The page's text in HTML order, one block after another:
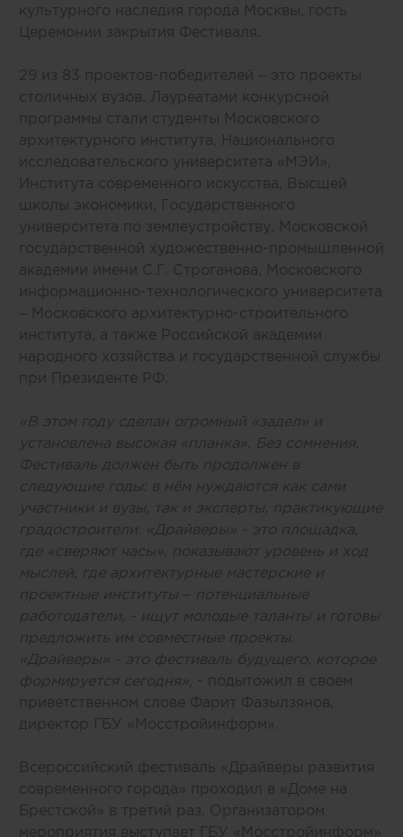
культурного наследия города Москвы, гость
Церемонии закрытия Фестиваля.
29 из 83 проектов-победителей – это проекты
столичных вузов. Лауреатами конкурсной
программы стали студенты Московского
архитектурного института, Национального
исследовательского университета «МЭИ»,
Института современного искусства, Высшей
школы экономики, Государственного
университета по землеустройству, Московской
государственной художественно-промышленной
академии имени С.Г. Строганова, Московского
информационно-технологического университета
– Московского архитектурно-строительного
института, а также Российской академии
народного хозяйства и государственной службы
при Президенте РФ.
«В этом году сделан огромный «задел» и
установлена высокая «планка». Без сомнения,
Фестиваль должен быть продолжен в
следующие годы: в нём нуждаются как сами
участники и вузы, так и эксперты, практикующие
градостроители. «Драйверы» - это площадка,
где «сверяют часы», показывают уровень и ход
мыслей, где архитектурные мастерские и
проектные институты – потенциальные
работодатели, - ищут молодые таланты и готовы
предложить им совместные проекты.
«Драйверы» - это фестиваль будущего, которое
формируется сегодня»,
- подытожил в своем
приветственном слове Фарит Фазылзянов,
директор ГБУ «Мосстройинформ».
Всероссийский фестиваль «Драйверы развития
современного города» проходил в «Доме на
Брестской» в третий раз. Организатором
мероприятия выступает ГБУ «Мосстройинформ»